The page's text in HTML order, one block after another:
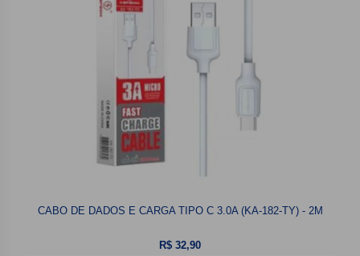
CABO DE DADOS E CARGA TIPO C 3.0A (KA-182-TY) - 2M
R$ 32,90